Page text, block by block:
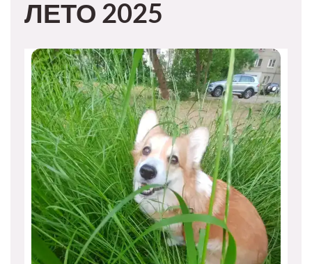
ЛЕТО 2025